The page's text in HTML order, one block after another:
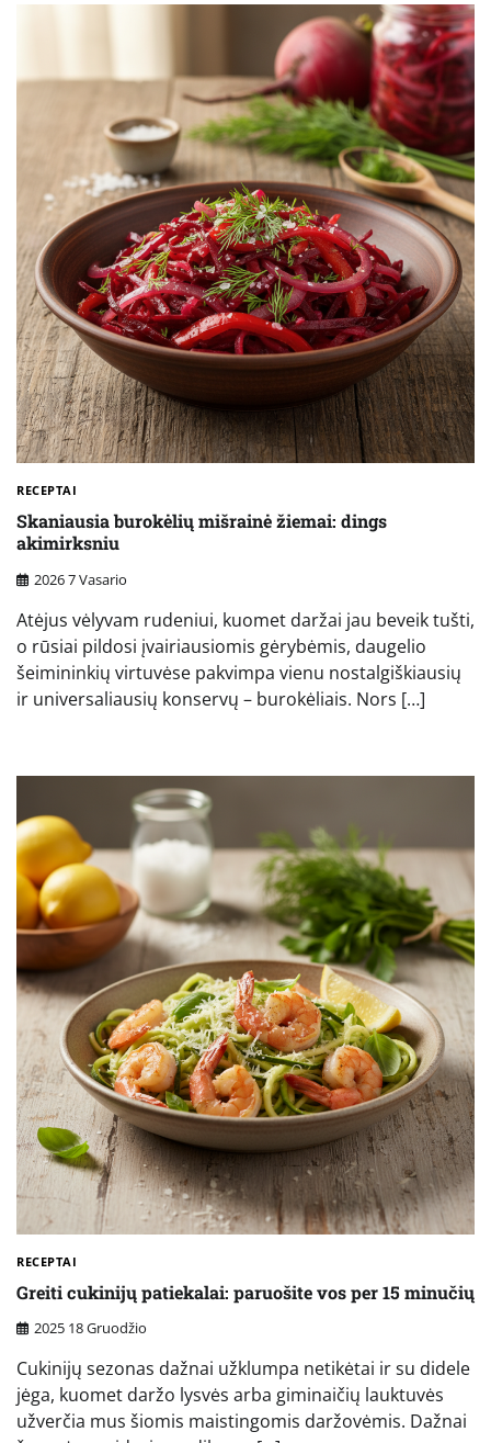
RECEPTAI
Skaniausia burokėlių mišrainė žiemai: dings
akimirksniu
2026 7 Vasario
Atėjus vėlyvam rudeniui, kuomet daržai jau beveik tušti,
o rūsiai pildosi įvairiausiomis gėrybėmis, daugelio
šeimininkių virtuvėse pakvimpa vienu nostalgiškiausių
ir universaliausių konservų – burokėliais. Nors […]
RECEPTAI
Greiti cukinijų patiekalai: paruošite vos per 15 minučių
2025 18 Gruodžio
Cukinijų sezonas dažnai užklumpa netikėtai ir su didele
jėga, kuomet daržo lysvės arba giminaičių lauktuvės
užverčia mus šiomis maistingomis daržovėmis. Dažnai